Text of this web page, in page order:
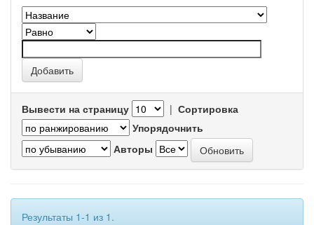
Вывести на страницу | Сортировка
Упорядочнить
Авторы
Результаты 1-1 из 1.